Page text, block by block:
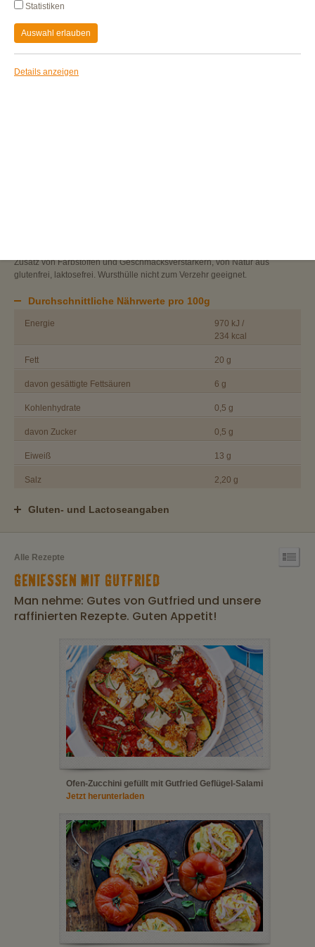
Zusatz von Farbstoffen und Geschmacksverstärkern, von Natur aus
glutenfrei, laktosefrei. Wursthülle nicht zum Verzehr geeignet.
Durchschnittliche Nährwerte pro 100g
Energie
970 kJ /
234 kcal
Fett 20 g
davon gesättigte Fettsäuren 6 g
Kohlenhydrate 0,5 g
davon Zucker 0,5 g
Eiweiß 13 g
Salz 2,20 g
Gluten- und Lactoseangaben
Alle Rezepte
GENIESSEN MIT GUTFRIED
Man nehme: Gutes von Gutfried und unsere
raffinierten Rezepte. Guten Appetit!
Ofen-Zucchini gefüllt mit Gutfried Geflügel-Salami
Jetzt herunterladen
Statistiken
Auswahl erlauben
Details anzeigen